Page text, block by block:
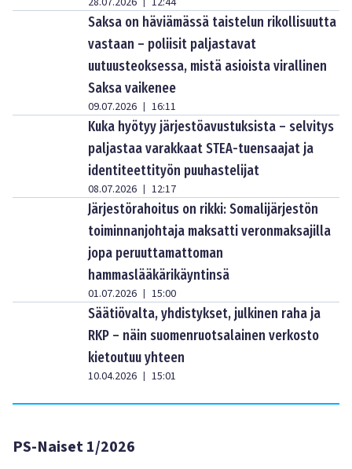
Saksa on häviämässä taistelun rikollisuutta
vastaan – poliisit paljastavat
uutuusteoksessa, mistä asioista virallinen
Saksa vaikenee
09.07.2026 | 16:11
Kuka hyötyy järjestöavustuksista – selvitys
paljastaa varakkaat STEA-tuensaajat ja
identiteettityön puuhastelijat
08.07.2026 | 12:17
Järjestörahoitus on rikki: Somalijärjestön
toiminnanjohtaja maksatti veronmaksajilla
jopa peruuttamattoman
hammaslääkärikäyntinsä
01.07.2026 | 15:00
Säätiövalta, yhdistykset, julkinen raha ja
RKP – näin suomenruotsalainen verkosto
kietoutuu yhteen
10.04.2026 | 15:01
PS-Naiset 1/2026